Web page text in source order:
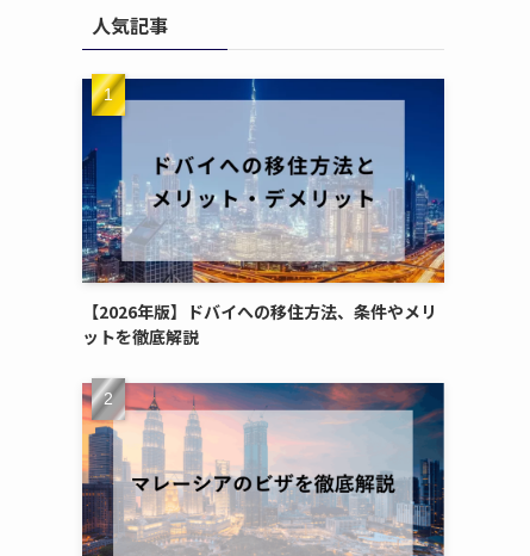
ー
人気記事
【2026年版】ドバイへの移住方法、条件やメリ
ットを徹底解説